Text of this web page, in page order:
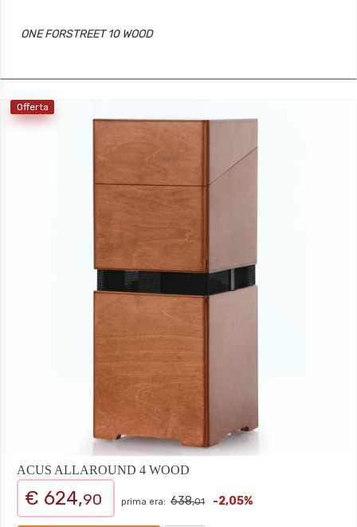
ONE FORSTREET 10 WOOD
Offerta
ACUS ALLAROUND 4 WOOD
€ 624,90 prima era: 638,01 -2,05%